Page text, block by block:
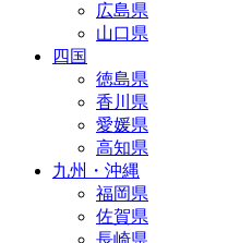
広島県
山口県
四国
徳島県
香川県
愛媛県
高知県
九州・沖縄
福岡県
佐賀県